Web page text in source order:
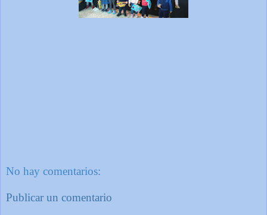
No hay comentarios:
Publicar un comentario